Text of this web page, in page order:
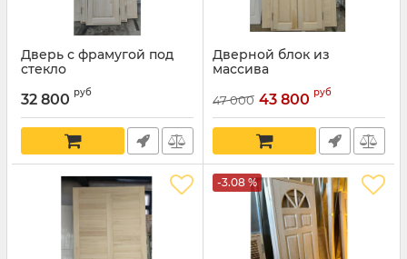
Дверь с фрамугой под
стекло
32 800 руб
Дверной блок из
массива
47 000 43 800 руб
-3.08 %